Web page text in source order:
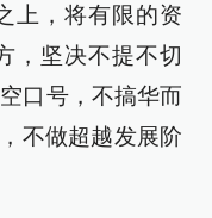
上，将有限的资
，坚决不提不切
口号，不搞华而
不做超越发展阶